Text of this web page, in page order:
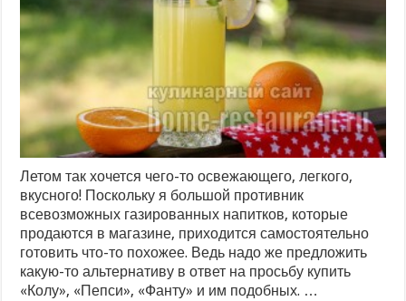
Летом так хочется чего-то освежающего, легкого,
вкусного! Поскольку я большой противник
всевозможных газированных напитков, которые
продаются в магазине, приходится самостоятельно
готовить что-то похожее. Ведь надо же предложить
какую-то альтернативу в ответ на просьбу купить
«Колу», «Пепси», «Фанту» и им подобных. …